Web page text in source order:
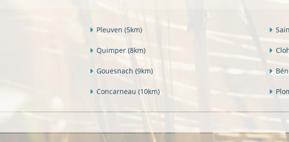
Pleuven (5km)
Quimper (8km)
Gouesnach (9km)
Concarneau (10km)